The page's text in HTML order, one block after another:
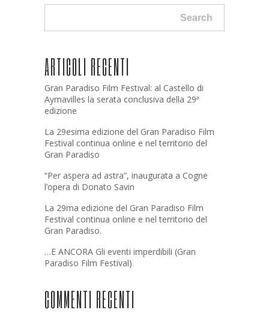
Search
ARTICOLI RECENTI
Gran Paradiso Film Festival: al Castello di
Aymavilles la serata conclusiva della 29ª
edizione
La 29esima edizione del Gran Paradiso Film
Festival continua online e nel territorio del
Gran Paradiso
“Per aspera ad astra”, inaugurata a Cogne
l’opera di Donato Savin
La 29ma edizione del Gran Paradiso Film
Festival continua online e nel territorio del
Gran Paradiso.
…E ANCORA Gli eventi imperdibili (Gran
Paradiso Film Festival)
COMMENTI RECENTI